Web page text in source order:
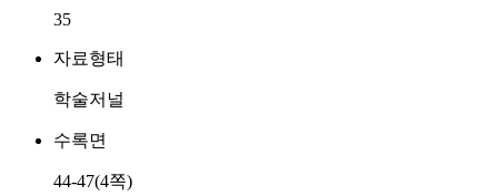
35
자료형태
학술저널
수록면
44-47(4쪽)